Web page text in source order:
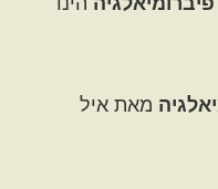
מאת איל